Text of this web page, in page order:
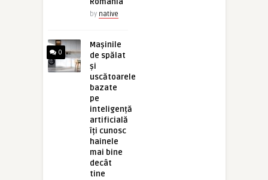
România
by native
0
Mașinile
de spălat
și
uscătoarele
bazate
pe
inteligență
artificială
îți cunosc
hainele
mai bine
decât
tine